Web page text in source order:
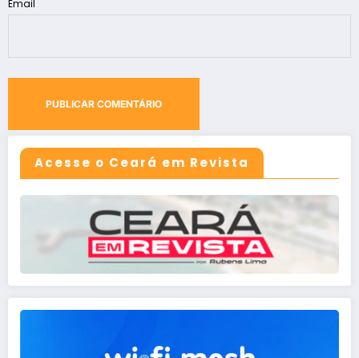
Email
Acesse o Ceará em Revista